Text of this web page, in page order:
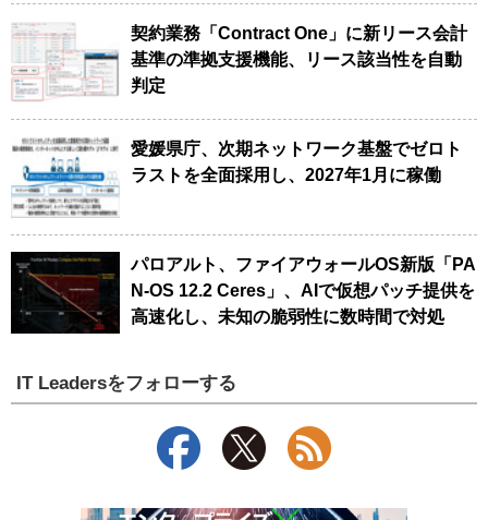
契約業務「Contract One」に新リース会計
基準の準拠支援機能、リース該当性を自動
判定
愛媛県庁、次期ネットワーク基盤でゼロト
ラストを全面採用し、2027年1月に稼働
パロアルト、ファイアウォールOS新版「PA
N-OS 12.2 Ceres」、AIで仮想パッチ提供を
高速化し、未知の脆弱性に数時間で対処
IT Leadersをフォローする